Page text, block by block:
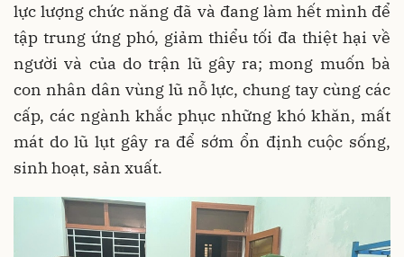
lực lượng chức năng đã và đang làm hết mình để
tập trung ứng phó, giảm thiểu tối đa thiệt hại về
người và của do trận lũ gây ra; mong muốn bà
con nhân dân vùng lũ nỗ lực, chung tay cùng các
cấp, các ngành khắc phục những khó khăn, mất
mát do lũ lụt gây ra để sớm ổn định cuộc sống,
sinh hoạt, sản xuất.